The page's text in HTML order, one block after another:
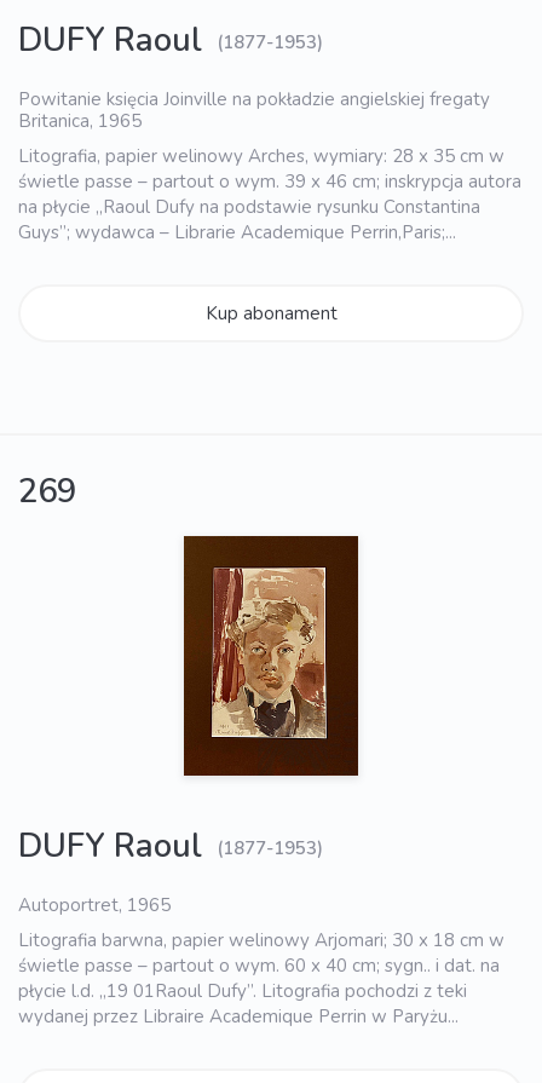
DUFY Raoul (1877-1953)
Powitanie księcia Joinville na pokładzie angielskiej fregaty
Britanica, 1965
Litografia, papier welinowy Arches, wymiary: 28 x 35 cm w
świetle passe – partout o wym. 39 x 46 cm; inskrypcja autora
na płycie „Raoul Dufy na podstawie rysunku Constantina
Guys”; wydawca – Librarie Academique Perrin,Paris;...
Kup abonament
269
DUFY Raoul (1877-1953)
Autoportret, 1965
Litografia barwna, papier welinowy Arjomari; 30 x 18 cm w
świetle passe – partout o wym. 60 x 40 cm; sygn.. i dat. na
płycie l.d. „19 01Raoul Dufy”. Litografia pochodzi z teki
wydanej przez Libraire Academique Perrin w Paryżu...